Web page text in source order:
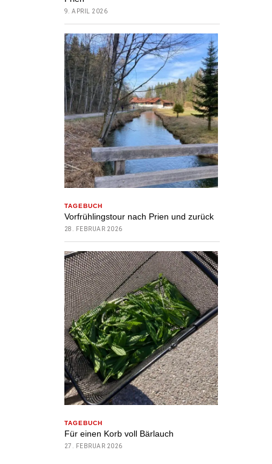
9. APRIL 2026
TAGEBUCH
Vorfrühlingstour nach Prien und zurück
28. FEBRUAR 2026
TAGEBUCH
Für einen Korb voll Bärlauch
27. FEBRUAR 2026